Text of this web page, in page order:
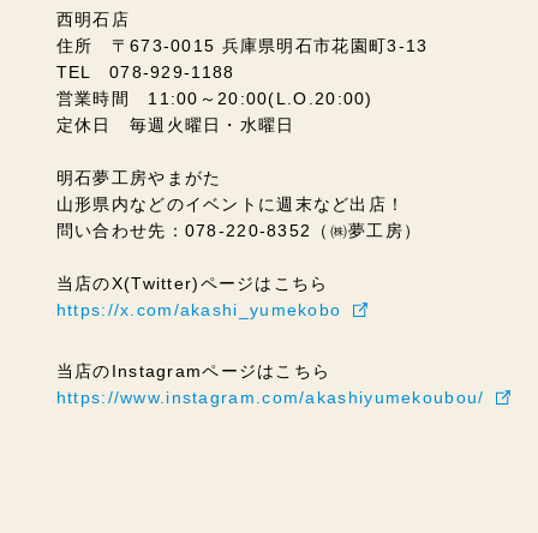
西明石店
住所 〒673-0015 兵庫県明石市花園町3-13
TEL 078-929-1188
営業時間 11:00～20:00(L.O.20:00)
定休日 毎週火曜日・水曜日
明石夢工房やまがた
山形県内などのイベントに週末など出店！
問い合わせ先：078-220-8352（㈱夢工房）
当店のX(Twitter)ページはこちら
https://x.com/akashi_yumekobo
当店のInstagramページはこちら
https://www.instagram.com/akashiyumekoubou/